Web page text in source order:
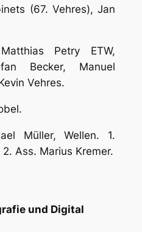
(67. Vehres), Jan
Petry ETW,
Becker, Manuel
Vehres.
Müller, Wellen. 1.
Ass. Marius Kremer.
und Digital